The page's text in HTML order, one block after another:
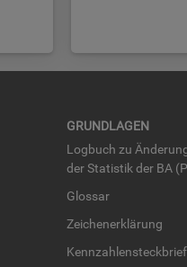
GRUND­LA­GEN
Log­buch zu
der Sta­tis­tik der BA
Glos­sar
Zei­chen­er­klä­rung